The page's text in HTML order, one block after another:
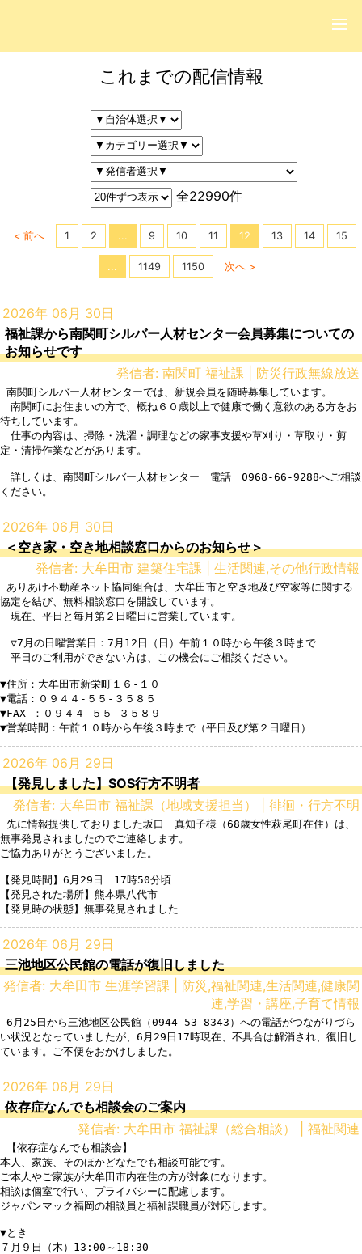
これまでの配信情報
全22990件
< 前へ 1 2 ... 9 10 11 12 13 14 15
... 1149 1150 次へ >
2026年 06月 30日
福祉課から南関町シルバー人材センター会員募集についての
お知らせです
発信者: 南関町 福祉課 | 防災行政無線放送
南関町にお住まいの方で、概ね６０歳以上で健康で働く意欲のある方をお
待ちしています。
仕事の内容は、掃除・洗濯・調理などの家事支援や草刈り・草取り・剪
定・清掃作業などがあります。
詳しくは、南関町シルバー人材センター　電話　0968-66-9288へご相談
ください。
2026年 06月 30日
＜空き家・空き地相談窓口からのお知らせ＞
発信者: 大牟田市 建築住宅課 | 生活関連,その他行政情報
協定を結び、無料相談窓口を開設しています。
現在、平日と毎月第２日曜日に営業しています。
▽7月の日曜営業日：7月12日（日）午前１０時から午後３時まで
平日のご利用ができない方は、この機会にご相談ください。
▼住所：大牟田市新栄町１６-１０
▼電話：０９４４-５５-３５８５
▼FAX ：０９４４-５５-３５８９
▼営業時間：午前１０時から午後３時まで（平日及び第２日曜日）
2026年 06月 29日
【発見しました】SOS行方不明者
発信者: 大牟田市 福祉課（地域支援担当） | 徘徊・行方不明
無事発見されましたのでご連絡します。
ご協力ありがとうございました。
【発見時間】6月29日　17時50分頃
【発見された場所】熊本県八代市
【発見時の状態】無事発見されました
2026年 06月 29日
三池地区公民館の電話が復旧しました
発信者: 大牟田市 生涯学習課 | 防災,福祉関連,生活関連,健康関
連,学習・講座,子育て情報
い状況となっていましたが、6月29日17時現在、不具合は解消され、復旧し
ています。ご不便をおかけしました。
2026年 06月 29日
依存症なんでも相談会のご案内
発信者: 大牟田市 福祉課（総合相談） | 福祉関連
本人、家族、そのほかどなたでも相談可能です。
ご本人やご家族が大牟田市内在住の方が対象になります。
相談は個室で行い、プライバシーに配慮します。
ジャパンマック福岡の相談員と福祉課職員が対応します。
▼とき
７月９日（木）13:00～18:30